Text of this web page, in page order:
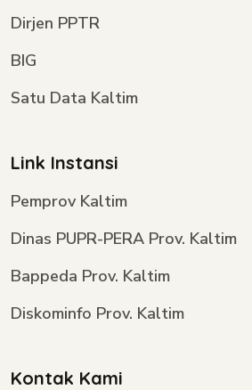
Dirjen PPTR
BIG
Satu Data Kaltim
Link Instansi
Pemprov Kaltim
Dinas PUPR-PERA Prov. Kaltim
Bappeda Prov. Kaltim
Diskominfo Prov. Kaltim
Kontak Kami